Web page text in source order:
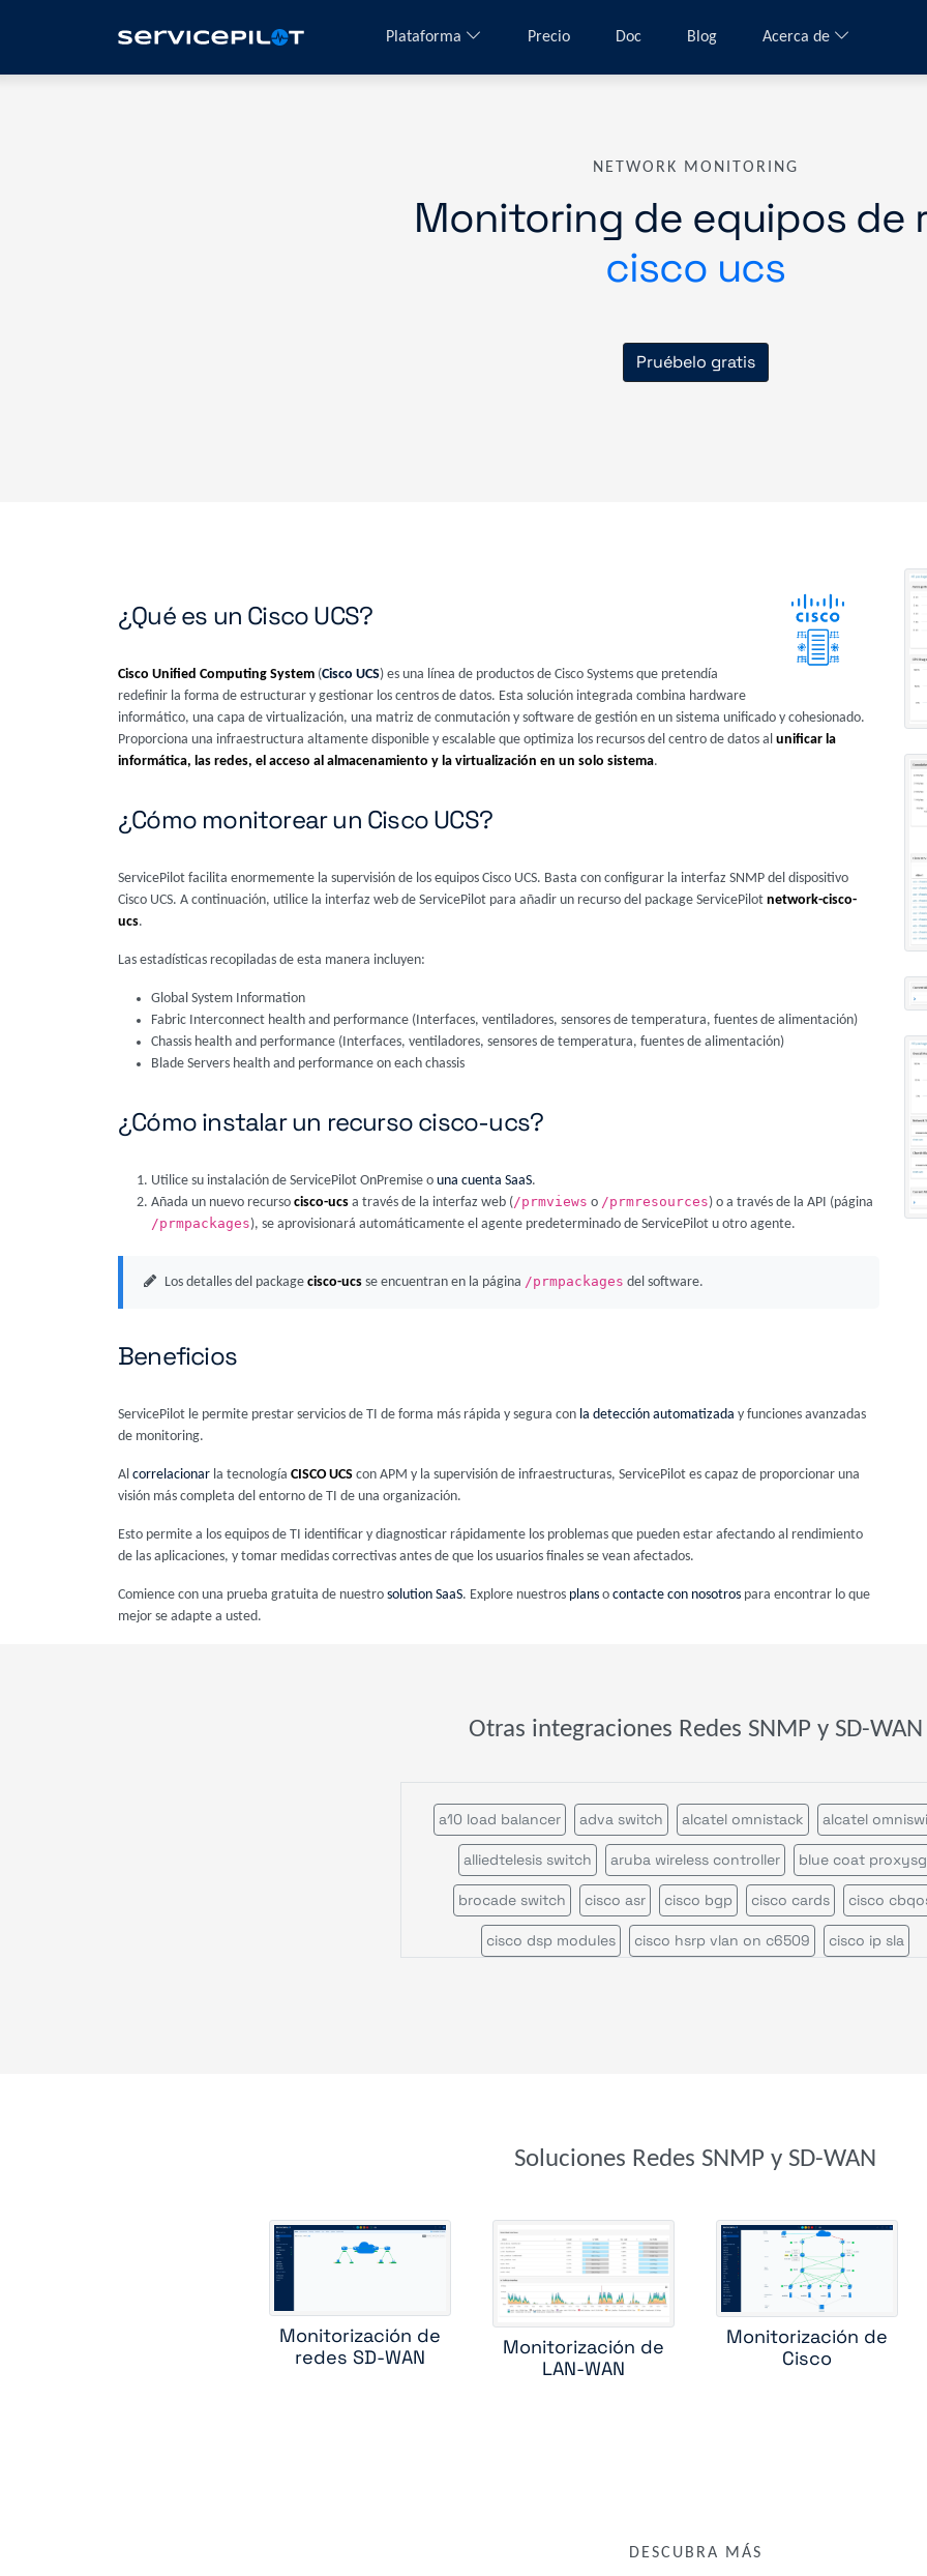
Plataforma Precio Doc Blog Acerca de
NETWORK MONITORING
Monitoring de equipos de
cisco ucs
Pruébelo gratis
¿Qué es un Cisco UCS?
Cisco Unified Computing System (Cisco UCS) es una línea de productos de Cisco Systems que pretendía
redefinir la forma de estructurar y gestionar los centros de datos. Esta solución integrada combina hardware
informático, una capa de virtualización, una matriz de conmutación y software de gestión en un sistema unificado y cohesionado.
Proporciona una infraestructura altamente disponible y escalable que optimiza los recursos del centro de datos al unificar la
informática, las redes, el acceso al almacenamiento y la virtualización en un solo sistema.
¿Cómo monitorear un Cisco UCS?
ServicePilot facilita enormemente la supervisión de los equipos Cisco UCS. Basta con configurar la interfaz SNMP del dispositivo
Cisco UCS. A continuación, utilice la interfaz web de ServicePilot para añadir un recurso del package ServicePilot network-cisco-
ucs.
Las estadísticas recopiladas de esta manera incluyen:
Global System Information
Fabric Interconnect health and performance (Interfaces, ventiladores, sensores de temperatura, fuentes de alimentación)
Chassis health and performance (Interfaces, ventiladores, sensores de temperatura, fuentes de alimentación)
Blade Servers health and performance on each chassis
¿Cómo instalar un recurso cisco-ucs?
Utilice su instalación de ServicePilot OnPremise o una cuenta SaaS.
Añada un nuevo recurso cisco-ucs a través de la interfaz web (/prmviews o /prmresources) o a través de la API (página
/prmpackages), se aprovisionará automáticamente el agente predeterminado de ServicePilot u otro agente.
Los detalles del package cisco-ucs se encuentran en la página /prmpackages del software.
Beneficios
ServicePilot le permite prestar servicios de TI de forma más rápida y segura con la detección automatizada y funciones avanzadas
de monitoring.
Al correlacionar la tecnología CISCO UCS con APM y la supervisión de infraestructuras, ServicePilot es capaz de proporcionar una
visión más completa del entorno de TI de una organización.
Esto permite a los equipos de TI identificar y diagnosticar rápidamente los problemas que pueden estar afectando al rendimiento
de las aplicaciones, y tomar medidas correctivas antes de que los usuarios finales se vean afectados.
Comience con una prueba gratuita de nuestro solution SaaS. Explore nuestros plans o contacte con nosotros para encontrar lo que
mejor se adapte a usted.
Otras integraciones Redes SNMP y SD-WAN
a10 load balancer adva switch alcatel omnistack alcatel
alliedtelesis switch aruba wireless controller blue coat proxysg
brocade switch cisco asr cisco bgp cisco cards cisco
cisco dsp modules cisco hsrp vlan on c6509 cisco ip sla
hpe wireless controller huawei switch ipam juniper cos juniper
juniper ssr kemp load balancer lenovo rackswitch mellanox
mib ii interface mpls lsr int oneaccess ping radware alteon
radware linkproof riverbed central management controller
Soluciones Redes SNMP y SD-WAN
Monitorización de
redes SD-WAN
Monitorización de
LAN-WAN
Monitorización de
Cisco
DESCUBRA MÁS